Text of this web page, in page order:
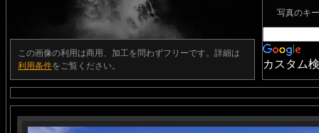
この画像の利用は商用、加工を問わずフリーです。詳細は
利用条件をご覧ください。
写真のキ
カスタム